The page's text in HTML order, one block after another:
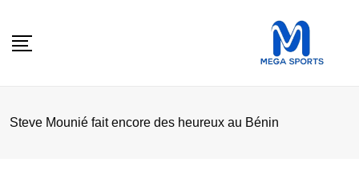
Steve Mounié fait encore des heureux au Bénin